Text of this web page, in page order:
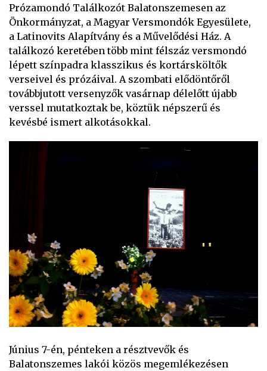
Prózamondó Találkozót Balatonszemesen az
Önkormányzat, a Magyar Versmondók Egyesülete,
a Latinovits Alapítvány és a Művelődési Ház. A
találkozó keretében több mint félszáz versmondó
lépett színpadra klasszikus és kortársköltők
verseivel és prózáival. A szombati elődöntőről
továbbjutott versenyzők vasárnap délelőtt újabb
verssel mutatkoztak be, köztük népszerű és
kevésbé ismert alkotásokkal.
Június 7-én, pénteken a résztvevők és
Balatonszemes lakói közös megemlékezésen